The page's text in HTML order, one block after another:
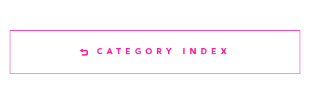
CATEGORY INDEX